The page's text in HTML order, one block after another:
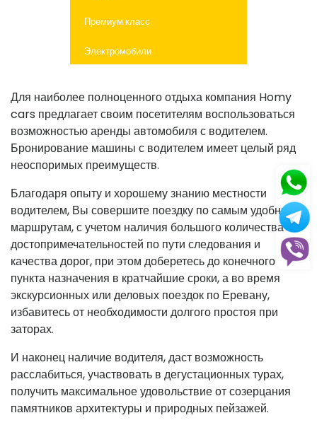
Премиум класс
Электромобили
Для наиболее полноценного отдыха компания Homy
cars предлагает своим посетителям воспользоваться
возможностью аренды автомобиля с водителем.
Бронирование машины с водителем имеет целый ряд
неоспоримых преимуществ.
Благодаря опыту и хорошему знанию местности
водителем, Вы совершите поездку по самым удобным
маршрутам, с учетом наличия большого количества
достопримечательностей по пути следования и
качества дорог, при этом доберетесь до конечного
пункта назначения в кратчайшие сроки, а во время
экскурсионных или деловых поездок по Еревану,
избавитесь от необходимости долгого простоя при
заторах.
И наконец наличие водителя, даст возможность
расслабиться, участвовать в дегустационных турах,
получить максимальное удовольствие от созерцания
памятников архитектуры и природных пейзажей.